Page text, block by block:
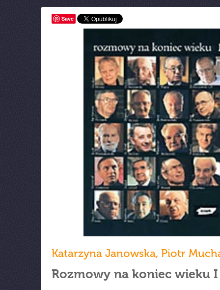
Save
Katarzyna Janowska, Piotr
Rozmowy na koniec wieku I